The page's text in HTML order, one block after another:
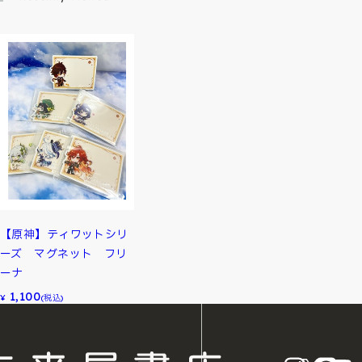
【原神】ティワットシリ
ーズ マグネット フリ
ーナ
¥ 1,100(税込)